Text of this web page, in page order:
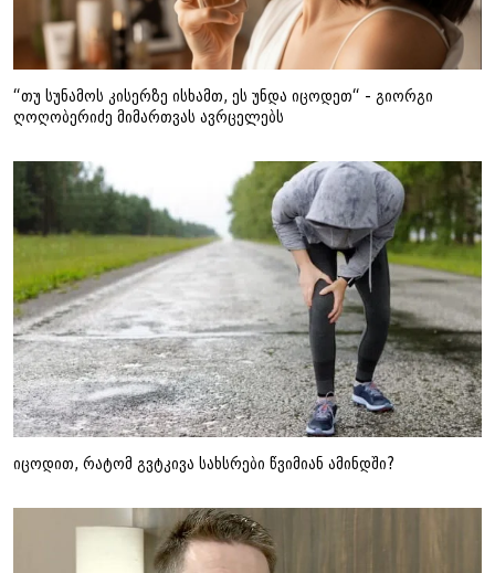
“თუ სუნამოს კისერზე ისხამთ, ეს უნდა იცოდეთ“ - გიორგი
ღოღობერიძე მიმართვას ავრცელებს
იცოდით, რატომ გვტკივა სახსრები წვიმიან ამინდში?